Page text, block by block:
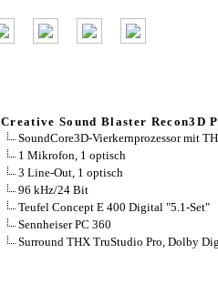
Creative Sound Blaster Recon3D
SoundCore3D-Vierkernprozessor mit
1 Mikrofon, 1 optisch
3 Line-Out, 1 optisch
96 kHz/24 Bit
Teufel Concept E 400 Digital "5.1-Set"
Sennheiser PC 360
Surround THX TruStudio Pro, Dolby